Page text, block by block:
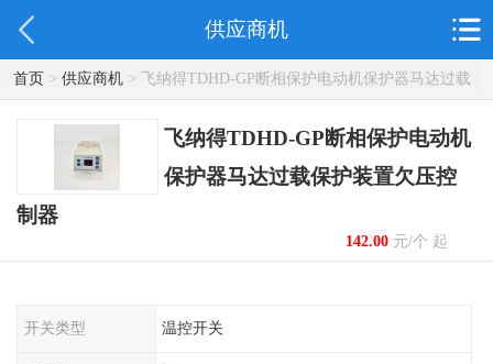
供应商机
首页> 供应商机> 飞纳得TDHD-GP断相保护电动机保护器马达过载
保护装置欠压控制器
飞纳得TDHD-GP断相保护电动机
保护器马达过载保护装置欠压控
制器
142.00元/个 起
开关类型 温控开关